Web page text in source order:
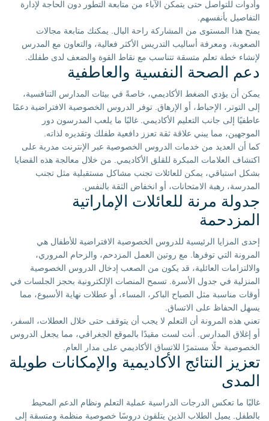
وأدوات للتواصل حتى يتمكن الآباء من متابعة التطور دون الحاجة لإدارة
التفاصيل بأنفسهم.
يمنح هذا المستوى من المشاركة راحة البال. يمكنك متابعة مجالات
الصعوبة، ومعرفة أساليب التدريس الأكثر فعالية، والتعاون مع المدرس
لإنشاء خطة تعلم متسقة تتناسب مع نقاط القوة والضعف لدى طفلك.
دعم الصحة النفسية والعاطفية
يمكن أن يؤدي الضغط الأكاديمي، خاصةً في بيئات المدارس التنافسية،
إلى التوتر، الإحباط، أو الإرهاق. توفر الدروس الخصوصية الافتراضية دعمًا
عاطفيًا إلى جانب التعليم الأكاديمي. غالبًا ما يلعب المدرسون دور
الموجهين، مما يبني علاقة ثقة تعزز دافعية طفلك وتقديره لذاته.
كما أن العديد من خدمات الدروس الخصوصية عبر الإنترنت مدربة على
اكتشاف العلامات المبكرة للقلق الأكاديمي. من خلال معالجة هذه القضايا
بشكل استباقي، يمكن للعائلات تجنب مشاكل مستقبلية مثل تجنب
المدرسة، رهبة الامتحانات، أو انخفاض الثقة بالنفس.
جدولة مرنة للعائلات الإماراتية
المزدحمة
إحدى المزايا الرئيسية للدروس الخصوصية الافتراضية للأطفال هي
المرونة التي توفرها. مع روتين العمل المزدحم، والزحام المروري،
والالتزامات العائلية، قد يكون من الصعب إدخال الدروس الخصوصية
المنزلية في جدول الأسرة. تسمح المنصات الإلكترونية بحجز الجلسات في
أوقات مناسبة مثل الصباح الباكر، المساء، أو عطلات نهاية الأسبوع، مما
يسهل الحفاظ على الاتساق.
تعني هذه المرونة أن التعلم لا يجب أن يتوقف حتى خلال العطلات، السفر،
أو إغلاق المدارس. أنت لست مقيدًا بالموقع الجغرافي، مما يجعل الدروس
الخصوصية حلًا مستمرًا للاتساق الأكاديمي على مدار العام.
تعزيز النتائج الأكاديمية والإمكانات طويلة
المدى
غالبًا ما تعكس الدرجات الدراسية عملية التعلم ونظام الدعم المحيط
بالطفل. يميل الطلاب الذين يتلقون دروسًا خصوصية منظمة ومتسقة إلى